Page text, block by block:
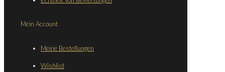
Mein Account
Meine Bestellungen
Wishlist